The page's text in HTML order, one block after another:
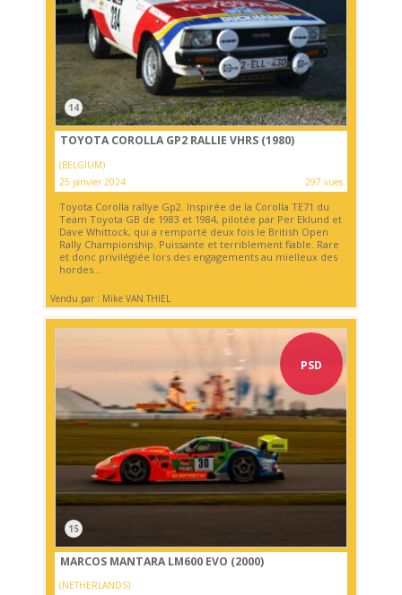
14
TOYOTA COROLLA GP2 RALLIE VHRS (1980)
(BELGIUM)
25 janvier 2024
297 vues
Toyota Corolla rallye Gp2. Inspirée de la Corolla TE71 du
Team Toyota GB de 1983 et 1984, pilotée par Per Eklund et
Dave Whittock, qui a remporté deux fois le British Open
Rally Championship. Puissante et terriblement fiable. Rare
et donc privilégiée lors des engagements au mielleux des
hordes...
Vendu par : Mike VAN THIEL
PSD
15
MARCOS MANTARA LM600 EVO (2000)
(NETHERLANDS)